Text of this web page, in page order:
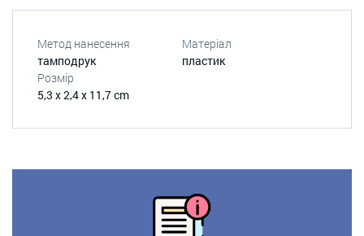
Метод нанесення
тамподрук
Матеріал
пластик
Розмір
5,3 x 2,4 x 11,7 cm